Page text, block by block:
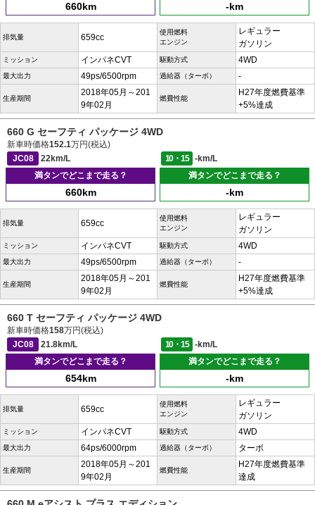
660km -km
排気量 659cc
使用燃料
エンジン
レギュラー
ガソリン
ミッション インパネCVT 駆動方式 4WD
最大出力 49ps/6500rpm 過給器（ターボ） -
生産期間
2018年05月～201
9年02月
燃費性能
H27年度燃費基準
+5%達成
660 G セーフティ パッケージ 4WD
新車時価格152.1万円(税込)
JC08
22km/L 10・15
-km/L
満タンでどこまで走る？
660km
満タンでどこまで走る？
-km
排気量 659cc
使用燃料
エンジン
レギュラー
ガソリン
ミッション インパネCVT 駆動方式 4WD
最大出力 49ps/6500rpm 過給器（ターボ） -
生産期間
2018年05月～201
9年02月
燃費性能
H27年度燃費基準
+5%達成
660 T セーフティ パッケージ 4WD
新車時価格158万円(税込)
JC08
21.8km/L 10・15
-km/L
満タンでどこまで走る？
654km
満タンでどこまで走る？
-km
排気量 659cc
使用燃料
エンジン
レギュラー
ガソリン
ミッション インパネCVT 駆動方式 4WD
最大出力 64ps/6000rpm 過給器（ターボ） ターボ
生産期間
2018年05月～201
9年02月
燃費性能
H27年度燃費基準
達成